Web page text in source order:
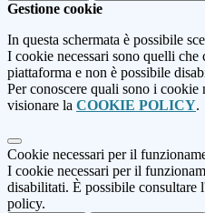
Gestione cookie
In questa schermata è possibile
I cookie necessari sono quelli
piattaforma e non è possibile
Per conoscere quali sono i cookie
visionare la COOKIE POLICY.
Cookie necessari per il
I cookie necessari per il
disabilitati. È possibile consultare
policy.